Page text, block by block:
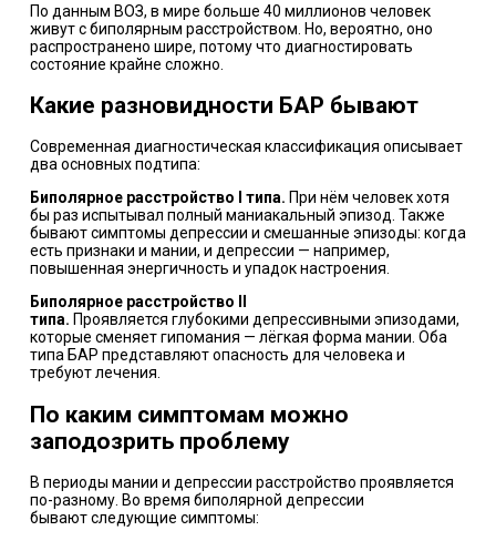
По данным ВОЗ, в мире больше 40 миллионов человек
живут с биполярным расстройством. Но, вероятно, оно
распространено шире, потому что диагностировать
состояние крайне сложно.
Какие разновидности БАР бывают
Современная диагностическая классификация описывает
два основных подтипа:
Биполярное расстройство I типа. При нём человек хотя
бы раз испытывал полный маниакальный эпизод. Также
бывают симптомы депрессии и смешанные эпизоды: когда
есть признаки и мании, и депрессии — например,
повышенная энергичность и упадок настроения.
Биполярное расстройство II
типа. Проявляется глубокими депрессивными эпизодами,
которые сменяет гипомания — лёгкая форма мании. Оба
типа БАР представляют опасность для человека и
требуют лечения.
По каким симптомам можно
заподозрить проблему
В периоды мании и депрессии расстройство проявляется
по-разному. Во время биполярной депрессии
бываютследующие симптомы: